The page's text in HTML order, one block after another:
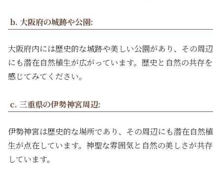
b. 大阪府の城跡や公園:
大阪府内には歴史的な城跡や美しい公園があり、その周辺
にも潜在自然植生が広がっています。歴史と自然の共存を
感じてみてください。
c. 三重県の伊勢神宮周辺:
伊勢神宮は歴史的な場所であり、その周辺にも潜在自然植
生が点在しています。神聖な雰囲気と自然の美しさが共存
しています。